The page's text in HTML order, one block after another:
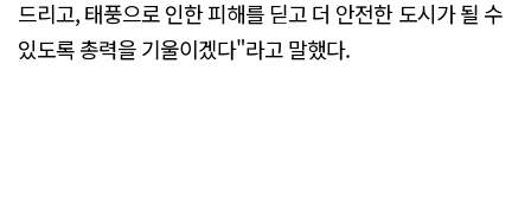
드리고, 태풍으로 인한 피해를 딛고 더 안전한 도시가 될 수
있도록 총력을 기울이겠다"라고 말했다.